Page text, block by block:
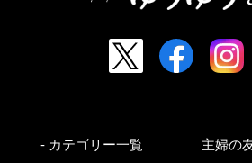
- カテゴリー一覧 主婦の